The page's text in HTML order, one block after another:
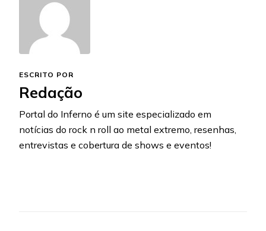
ESCRITO POR
Redação
Portal do Inferno é um site especializado em
notícias do rock n roll ao metal extremo, resenhas,
entrevistas e cobertura de shows e eventos!